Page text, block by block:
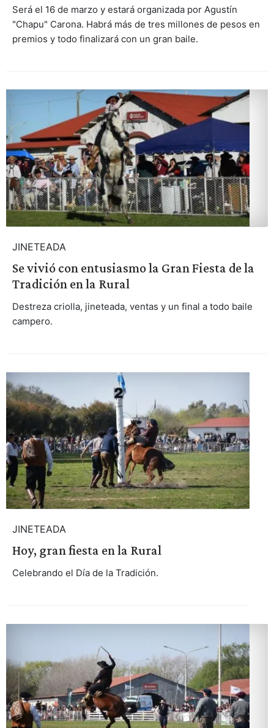
Será el 16 de marzo y estará organizada por Agustín
"Chapu" Carona. Habrá más de tres millones de pesos en
premios y todo finalizará con un gran baile.
JINETEADA
Se vivió con entusiasmo la Gran Fiesta de la
Tradición en la Rural
Destreza criolla, jineteada, ventas y un final a todo baile
campero.
JINETEADA
Hoy, gran fiesta en la Rural
Celebrando el Día de la Tradición.